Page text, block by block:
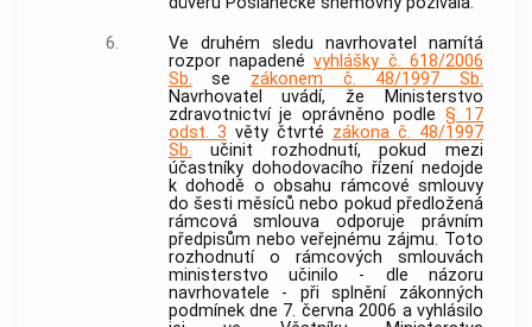
6.
Ve druhém sledu navrhovatel namítá
rozpor napadenévyhlášky č. 618/2006
Sb. se zákonem č. 48/1997 Sb.
Navrhovatel uvádí, že Ministerstvo
zdravotnictví je oprávněno podle § 17
odst. 3 věty čtvrté zákona č. 48/1997
Sb. učinit rozhodnutí, pokud mezi
účastníky dohodovacího řízení nedojde
k dohodě o obsahu rámcové smlouvy
do šesti měsíců nebo pokud předložená
rámcová smlouva odporuje právním
předpisům nebo veřejnému zájmu. Toto
rozhodnutí o rámcových smlouvách
ministerstvo učinilo - dle názoru
navrhovatele - při splnění zákonných
podmínek dne 7. června 2006 a vyhlásilo